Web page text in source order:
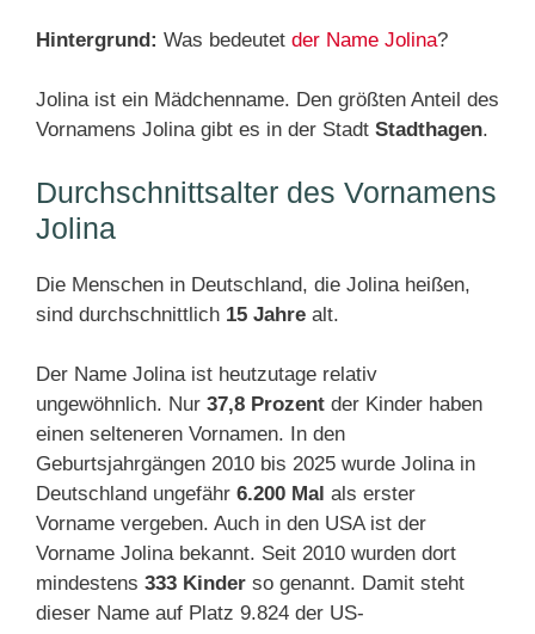
Hintergrund: Was bedeutet der Name Jolina?
Jolina ist ein Mädchenname. Den größten Anteil des
Vornamens Jolina gibt es in der Stadt Stadthagen.
Durchschnittsalter des Vornamens
Jolina
Die Menschen in Deutschland, die Jolina heißen,
sind durchschnittlich 15 Jahre alt.
Der Name Jolina ist heutzutage relativ
ungewöhnlich. Nur 37,8 Prozent der Kinder haben
einen selteneren Vornamen. In den
Geburtsjahrgängen 2010 bis 2025 wurde Jolina in
Deutschland ungefähr 6.200 Mal als erster
Vorname vergeben. Auch in den USA ist der
Vorname Jolina bekannt. Seit 2010 wurden dort
mindestens 333 Kinder so genannt. Damit steht
dieser Name auf Platz 9.824 der US-